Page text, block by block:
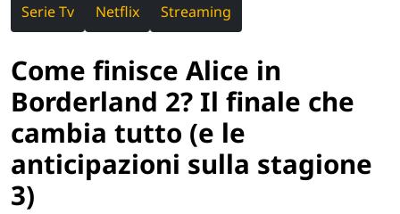
Serie Tv Netflix Streaming
Come finisce Alice in
Borderland 2? Il finale che
cambia tutto (e le
anticipazioni sulla stagione
3)